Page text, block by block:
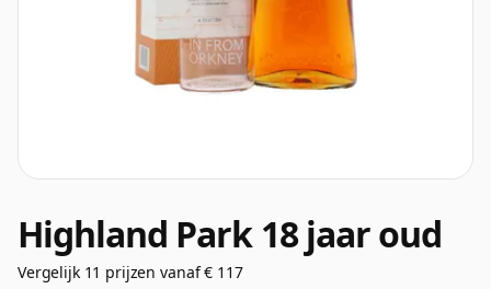
Highland Park 18 jaar oud
Vergelijk 11 prijzen vanaf € 117